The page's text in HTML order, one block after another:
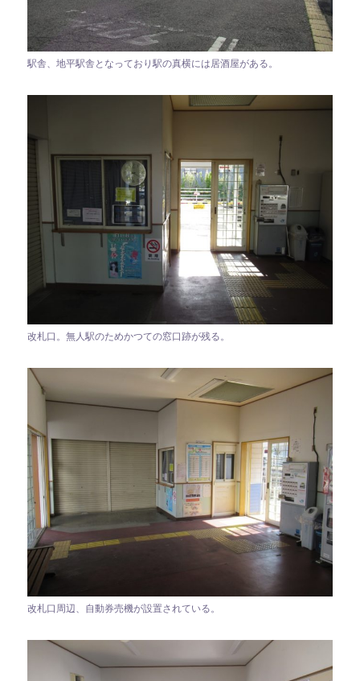
駅舎、地平駅舎となっており駅の真横には居酒屋がある。
改札口。無人駅のためかつての窓口跡が残る。
改札口周辺、自動券売機が設置されている。